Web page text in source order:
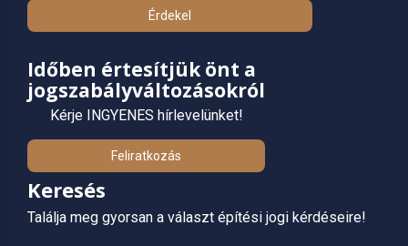
Érdekel
Időben értesítjük önt a
jogszabályváltozásokról
Kérje INGYENES hírlevelünket!
Feliratkozás
Keresés
Találja meg gyorsan a választ építési jogi kérdéseire!